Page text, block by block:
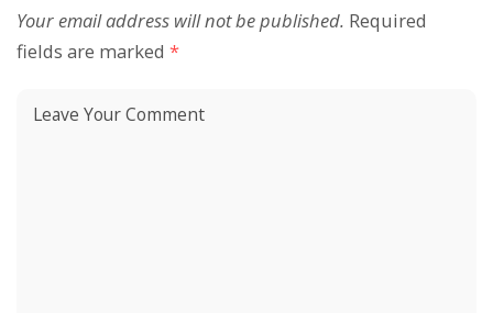
Your email address will not be published. Required
fields are marked *